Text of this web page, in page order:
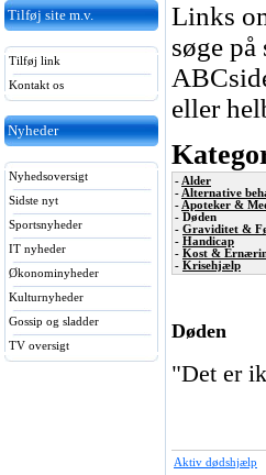
Tilføj site m.v.
Tilføj link
Kontakt os
Nyheder
Nyhedsoversigt
Sidste nyt
Sportsnyheder
IT nyheder
Økonominyheder
Kulturnyheder
Gossip og sladder
TV oversigt
Links
søge
eller
- Alder
- Alternative
- Apoteker &
- Døden
- Graviditet &
- Handicap
- Kost &
- Krisehjælp
Døden
"Det er
Aktiv dødshjælp